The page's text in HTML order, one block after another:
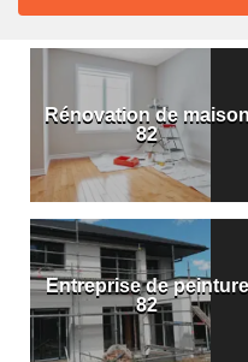
Rénovation de maison
82
Entreprise de peinture
82